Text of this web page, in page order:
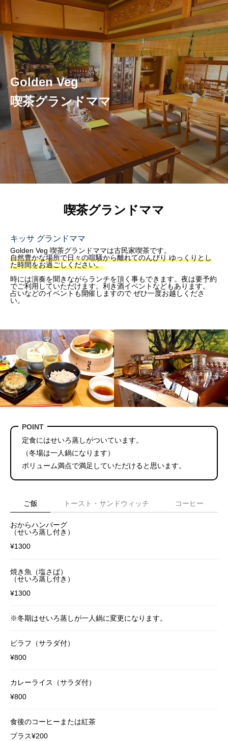
Golden Veg
喫茶グランドママ
喫茶グランドママ
キッサ グランドママ
Golden Veg 喫茶グランドママは古民家喫茶です。
自然豊かな場所で日々の喧騒から離れてのんびり ゆっくりとし
た時間をお過ごしください。
時には演奏を聞きながらランチを頂く事もできます。夜は要予約
でご利用していただけます。利き酒イベントなどもあります。
占いなどのイベントも開催しますので ぜひ一度お越しくださ
い。
POINT
定食にはせいろ蒸しがついています。
（冬場は一人鍋になります）
ボリューム満点で満足していただけると思います。
ご飯 トースト・サンドウィッチ コーヒー
おからハンバーグ
（せいろ蒸し付き）
¥1300
焼き魚（塩さば）
（せいろ蒸し付き）
¥1300
※冬期はせいろ蒸しが一人鍋に変更になります。
ピラフ（サラダ付）
¥800
カレーライス（サラダ付）
¥800
食後のコーヒーまたは紅茶
プラス¥200